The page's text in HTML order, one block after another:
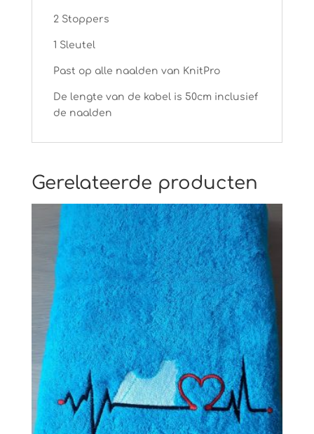
2 Stoppers
1 Sleutel
Past op alle naalden van KnitPro
De lengte van de kabel is 50cm inclusief
de naalden
Gerelateerde producten